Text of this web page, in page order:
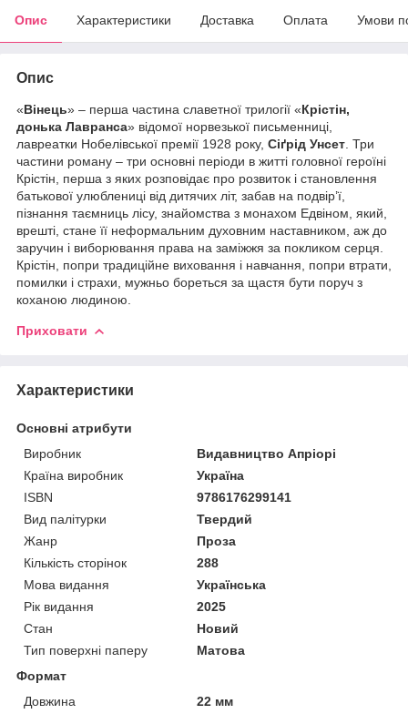
Опис Характеристики Доставка Оплата Умови
Опис
«Вінець» – перша частина славетної трилогії «Крістін,
донька Лавранса» відомої норвезької письменниці,
лавреатки Нобелівської премії 1928 року, Сіґрід Унсет . Три
частини роману – три основні періоди в житті головної героїні
Крістін, перша з яких розповідає про розвиток і становлення
батькової улюблениці від дитячих літ, забав на подвір’ї,
пізнання таємниць лісу, знайомства з монахом Едвіном, який,
врешті, стане її неформальним духовним наставником, аж до
заручин і виборювання права на заміжжя за покликом серця.
Крістін, попри традиційне виховання і навчання, попри втрати,
помилки і страхи, мужньо бореться за щастя бути поруч з
коханою людиною.
Приховати
Характеристики
Основні атрибути
Виробник
Видавництво Апріорі
Країна виробник
Україна
ISBN
9786176299141
Вид палітурки
Твердий
Жанр
Проза
Кількість сторінок
288
Мова видання
Українська
Рік видання
2025
Стан
Новий
Тип поверхні паперу
Матова
Формат
Довжина
22 мм